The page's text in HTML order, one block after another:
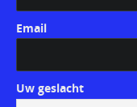
Email
Uw geslacht